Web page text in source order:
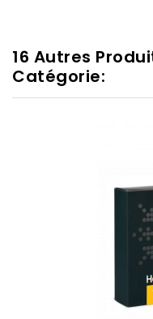
16 Autres
Catégorie: